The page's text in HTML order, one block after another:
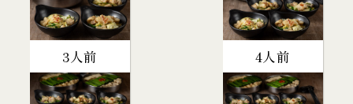
3人前 4人前